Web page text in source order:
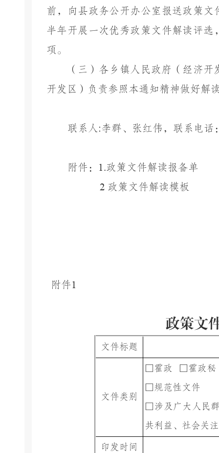
前，向县政务公开办公室报送政策
半年开展一次优秀政策文件解读评
项。
（三）各乡镇人民政府（经济
开发区）负责参照本通知精神做好解
联系人 :李群、张红伟，联系电话
附件： 1.政策文件解读报备单
2 政策文件解读模板
附件1
政策文
文件标题
文件类别
□霍政
□霍政
□规范性文件
□涉及广大人民
共利益、社会关
印发时间